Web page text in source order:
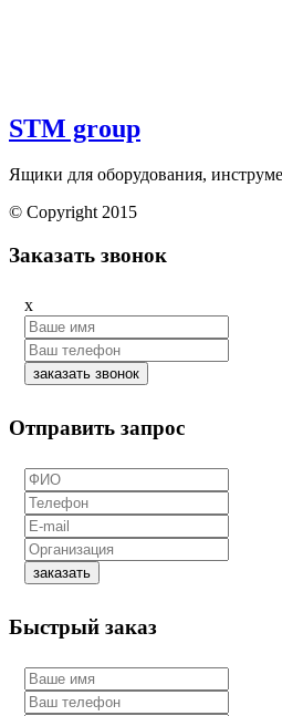
STM group
Ящики для оборудования,
© Copyright 2015
Заказать звонок
x
заказать звонок
Отправить запрос
заказать
Быстрый заказ